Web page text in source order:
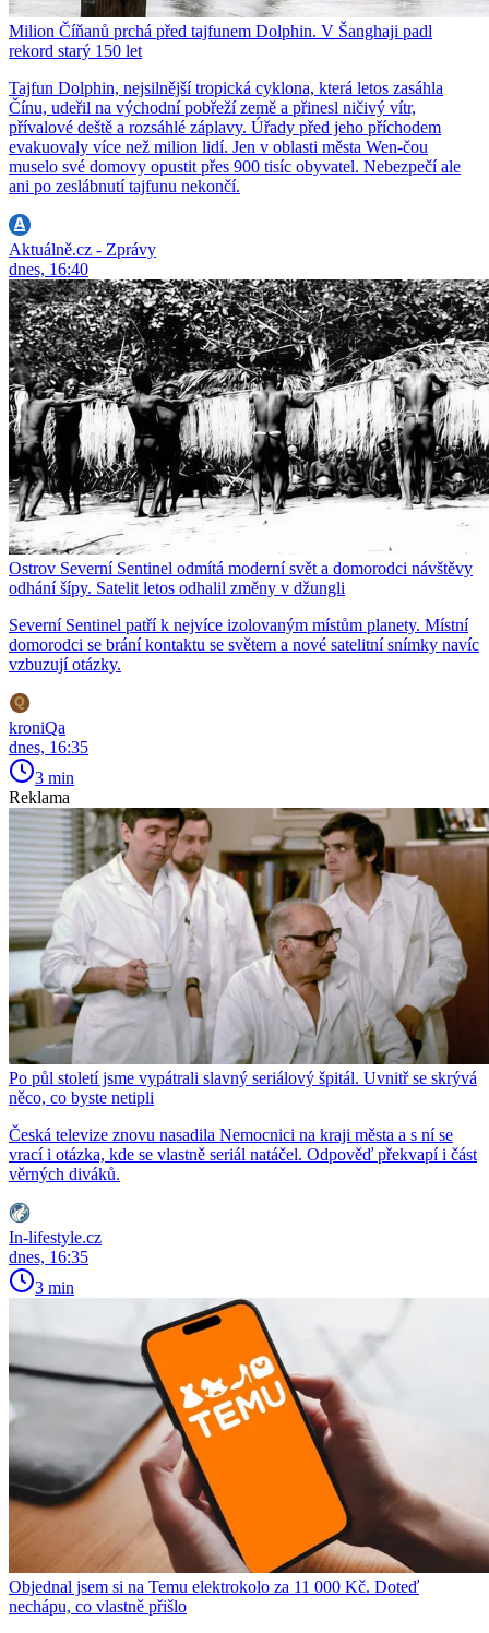
Milion Číňanů prchá před tajfunem Dolphin. V Šanghaji padl
rekord starý 150 let
Tajfun Dolphin, nejsilnější tropická cyklona, která letos zasáhla
Čínu, udeřil na východní pobřeží země a přinesl ničivý vítr,
přívalové deště a rozsáhlé záplavy. Úřady před jeho příchodem
evakuovaly více než milion lidí. Jen v oblasti města Wen-čou
muselo své domovy opustit přes 900 tisíc obyvatel. Nebezpečí ale
ani po zeslábnutí tajfunu nekončí.
Aktuálně.cz - Zprávy
dnes, 16:40
Ostrov Severní Sentinel odmítá moderní svět a domorodci návštěvy
odhání šípy. Satelit letos odhalil změny v džungli
Severní Sentinel patří k nejvíce izolovaným místům planety. Místní
domorodci se brání kontaktu se světem a nové satelitní snímky navíc
vzbuzují otázky.
kroniQa
dnes, 16:35
3 min
Reklama
Po půl století jsme vypátrali slavný seriálový špitál. Uvnitř se skrývá
něco, co byste netipli
Česká televize znovu nasadila Nemocnici na kraji města a s ní se
vrací i otázka, kde se vlastně seriál natáčel. Odpověď překvapí i část
věrných diváků.
In-lifestyle.cz
dnes, 16:35
3 min
Objednal jsem si na Temu elektrokolo za 11 000 Kč. Doteď
nechápu, co vlastně přišlo